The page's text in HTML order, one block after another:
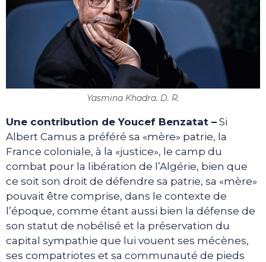
Yasmina Khadra. D. R.
Une contribution de Youcef Benzatat – Si
Albert Camus a préféré sa «mère» patrie, la
France coloniale, à la «justice», le camp du
combat pour la libération de l’Algérie, bien que
ce soit son droit de défendre sa patrie, sa «mère»
pouvait être comprise, dans le contexte de
l’époque, comme étant aussi bien la défense de
son statut de nobélisé et la préservation du
capital sympathie que lui vouent ses mécènes,
ses compatriotes et sa communauté de pieds